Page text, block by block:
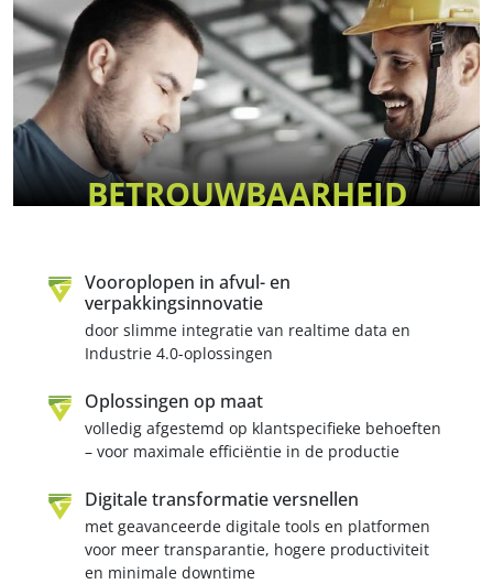
BETROUWBAARHEID
Vooroplopen in afvul- en
verpakkingsinnovatie
door slimme integratie van realtime data en
Industrie 4.0-oplossingen
Oplossingen op maat
volledig afgestemd op klantspecifieke behoeften
– voor maximale efficiëntie in de productie
Digitale transformatie versnellen
met geavanceerde digitale tools en platformen
voor meer transparantie, hogere productiviteit
en minimale downtime